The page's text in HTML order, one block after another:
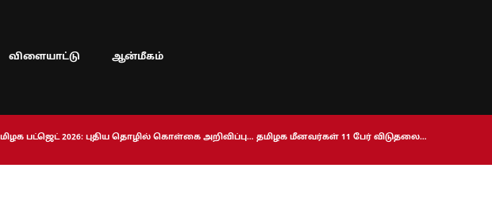
விளையாட்டு ஆன்மீகம்
பட்ஜெட் 2026: புதிய தொழில் கொள்கை அறிவிப்பு… தமிழக மீனவர்கள் 11 பேர் விடுதலை…